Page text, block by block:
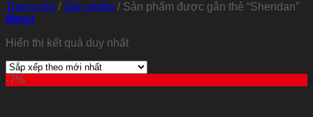
Trang chủ / Sản phẩm / Sản phẩm được gắn thẻ “Sheridan”
Menu
Hiển thị kết quả duy nhất
-7%